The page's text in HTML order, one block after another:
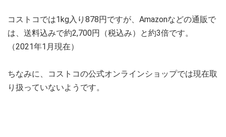
コストコでは1kg入り878円ですが、Amazonなどの通販で
は、送料込みで約2,700円（税込み）と約3倍です。
（2021年1月現在）
ちなみに、コストコの公式オンラインショップでは現在取
り扱っていないようです。